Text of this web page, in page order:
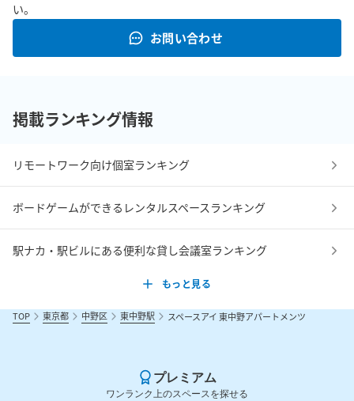
い。
お問い合わせ
掲載ランキング情報
リモートワーク向け個室ランキング
ボードゲームができるレンタルスペースランキング
駅ナカ・駅ビルにある便利な貸し会議室ランキング
もっと見る
TOP 東京都 中野区 東中野駅 スペースアイ 東中野アパートメンツ
プレミアム
ワンランク上のスペースを探せる